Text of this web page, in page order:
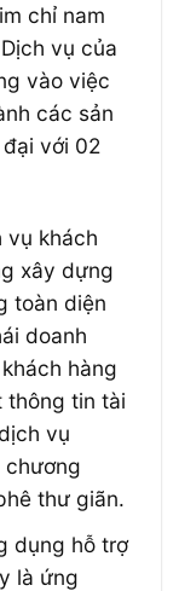
chỉ nam
vụ của
vào việc
các sản
với 02
vụ khách
xây dựng
toàn diện
doanh
hàng
thông tin tài
vụ
chương
thư giãn.
dụng hỗ trợ
là ứng